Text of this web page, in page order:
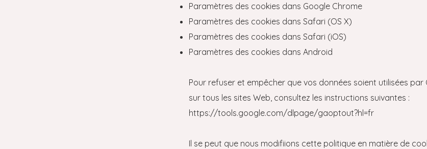
Paramètres des cookies dans Google Chrome
Paramètres des cookies dans Safari (OS X)
Paramètres des cookies dans Safari (iOS)
Paramètres des cookies dans Android
Pour refuser et empêcher que vos données soient utilisées par
sur tous les sites Web, consultez les instructions suivantes :
https://tools.google.com/dlpage/gaoptout?hl=fr
Il se peut que nous modifiions cette politique en matière de